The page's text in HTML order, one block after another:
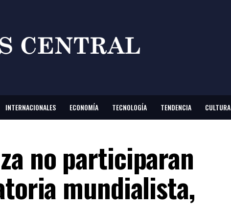
INTERNACIONALES ECONOMÍA TECNOLOGÍA TENDENCIA CULTURA
no participaran
mundialista,